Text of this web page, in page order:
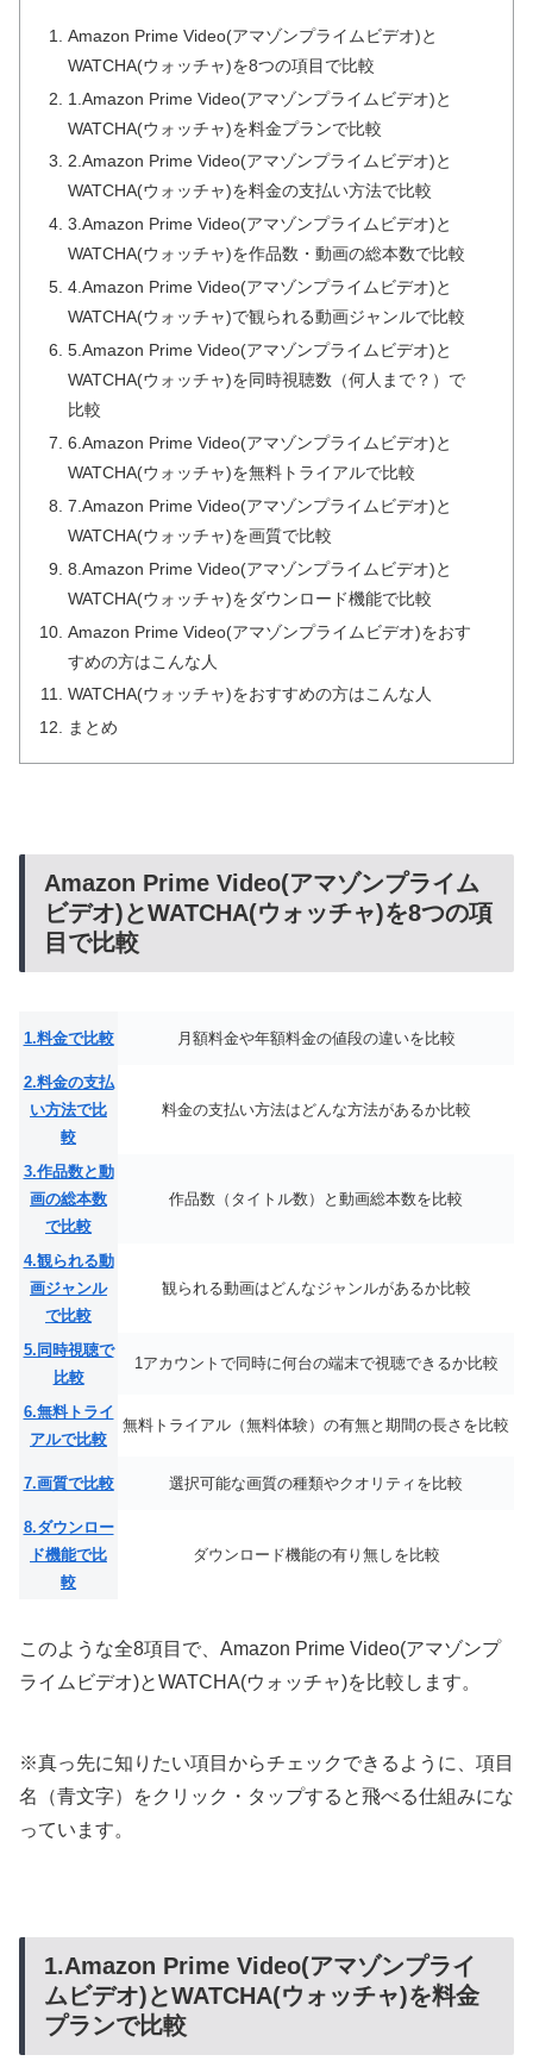
Amazon Prime Video(アマゾンプライムビデオ)と
WATCHA(ウォッチャ)を8つの項目で比較
1.Amazon Prime Video(アマゾンプライムビデオ)と
WATCHA(ウォッチャ)を料金プランで比較
2.Amazon Prime Video(アマゾンプライムビデオ)と
WATCHA(ウォッチャ)を料金の支払い方法で比較
3.Amazon Prime Video(アマゾンプライムビデオ)と
WATCHA(ウォッチャ)を作品数・動画の総本数で比較
4.Amazon Prime Video(アマゾンプライムビデオ)と
WATCHA(ウォッチャ)で観られる動画ジャンルで比較
5.Amazon Prime Video(アマゾンプライムビデオ)と
WATCHA(ウォッチャ)を同時視聴数（何人まで？）で
比較
6.Amazon Prime Video(アマゾンプライムビデオ)と
WATCHA(ウォッチャ)を無料トライアルで比較
7.Amazon Prime Video(アマゾンプライムビデオ)と
WATCHA(ウォッチャ)を画質で比較
8.Amazon Prime Video(アマゾンプライムビデオ)と
WATCHA(ウォッチャ)をダウンロード機能で比較
Amazon Prime Video(アマゾンプライムビデオ)をおす
すめの方はこんな人
WATCHA(ウォッチャ)をおすすめの方はこんな人
まとめ
Amazon Prime Video(アマゾンプライム
ビデオ)とWATCHA(ウォッチャ)を8つの項
目で比較
1.料金で比較 月額料金や年額料金の値段の違いを比較
2.料金の支払
い方法で比
較
料金の支払い方法はどんな方法があるか比較
3.作品数と動
画の総本数
で比較
作品数（タイトル数）と動画総本数を比較
4.観られる動
画ジャンル
で比較
観られる動画はどんなジャンルがあるか比較
5.同時視聴で
比較
1アカウントで同時に何台の端末で視聴できるか比較
6.無料トライ
アルで比較
無料トライアル（無料体験）の有無と期間の長さを比較
7.画質で比較 選択可能な画質の種類やクオリティを比較
8.ダウンロー
ド機能で比
較
ダウンロード機能の有り無しを比較
このような全8項目で、Amazon Prime Video(アマゾンプ
ライムビデオ)とWATCHA(ウォッチャ)を比較します。
※真っ先に知りたい項目からチェックできるように、項目
名（青文字）をクリック・タップすると飛べる仕組みにな
っています。
1.Amazon Prime Video(アマゾンプライ
ムビデオ)とWATCHA(ウォッチャ)を料金
プランで比較